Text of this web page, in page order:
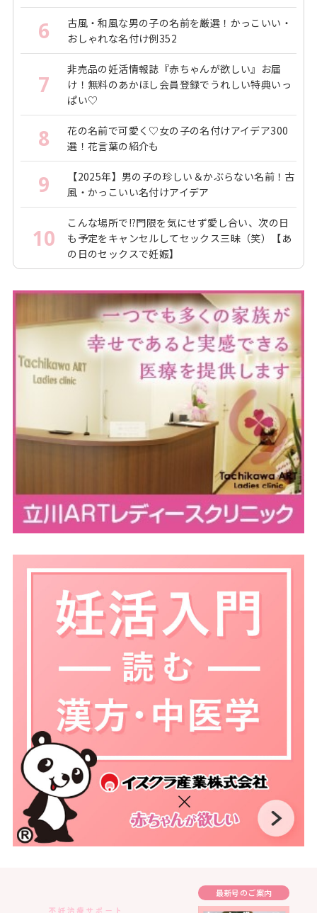
6
古風・和風な男の子の名前を厳選！かっこいい・
おしゃれな名付け例352
7
非売品の妊活情報誌『赤ちゃんが欲しい』お届
け！無料のあかほし会員登録でうれしい特典いっ
ぱい♡
8
花の名前で可愛く♡女の子の名付けアイデア300
選！花言葉の紹介も
9
【2025年】男の子の珍しい＆かぶらない名前！古
風・かっこいい名付けアイデア
10
こんな場所で!?門限を気にせず愛し合い、次の日
も予定をキャンセルしてセックス三昧（笑）【あ
の日のセックスで妊娠】
最新号のご案内